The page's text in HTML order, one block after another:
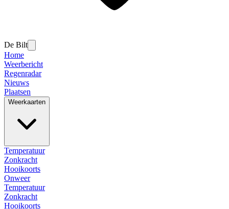
De Bilt
Home
Weerbericht
Regenradar
Nieuws
Plaatsen
Weerkaarten
Temperatuur
Zonkracht
Hooikoorts
Onweer
Temperatuur
Zonkracht
Hooikoorts